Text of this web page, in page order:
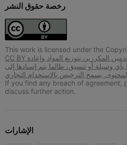
رخصة حقوق النشر
This work is licensed under the
CC BY يسمح هذا الترخيص المستخدمين المكررين بتوزيع المواد وإعادة
بأي وسيلة أو تنسيق، طالما يتم إسنادها إلى
If you find any breach of agreement,
discuss further action.
الإشارات